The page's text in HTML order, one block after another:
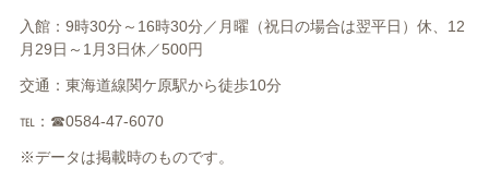
入館：9時30分～16時30分／月曜（祝日の場合は翌平日）休、12
月29日～1月3日休／500円
交通：東海道線関ケ原駅から徒歩10分
℡：☎0584-47-6070
※データは掲載時のものです。